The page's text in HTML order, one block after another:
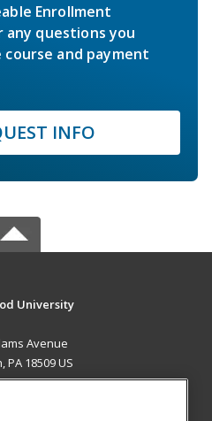
Enrollment
any questions you
and payment
INFO
University
Avenue
PA 18509 US